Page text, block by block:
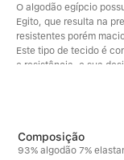
O algodão egípcio
Egito, que resulta na
resistentes porém
Este tipo de tecido é
e resistência, e sua
100%Algodão (Forro
93% algodão 7%